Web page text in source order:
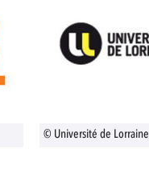
© Université de Lorraine